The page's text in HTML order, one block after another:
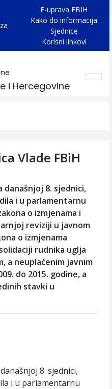
E-uprava FBIH
Kako do informacija
Sjednice
Korisni linkovi
i Hercegovine
Vlade FBiH
današnjoj 8. sjednici,
i u parlamentarnu
o izmjenama i
reviziji u javnom
o izmjenama
rudnika uglja
a neuplaćenim javnim
do 2015. godine, a
stavki u
8. sjednici,
i u parlamentarnu